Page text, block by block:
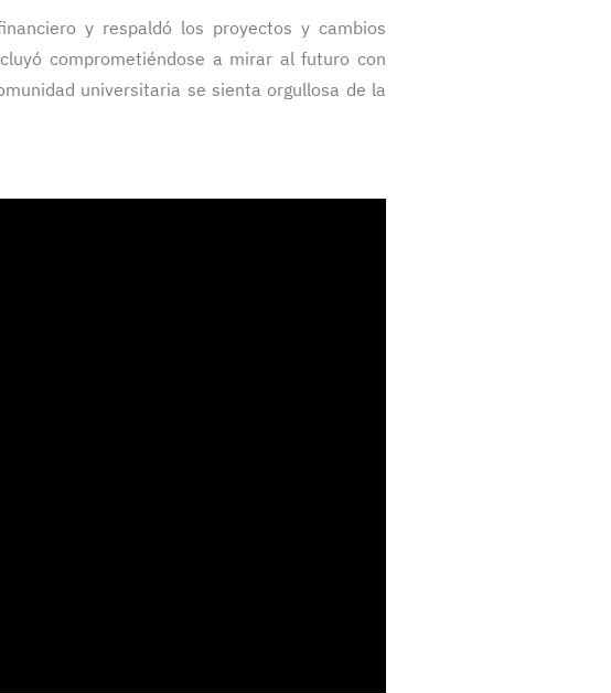
y respaldó los proyectos y cambios
comprometiéndose a mirar al futuro con
universitaria se sienta orgullosa de la